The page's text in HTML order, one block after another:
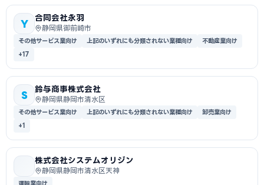
Y
合同会社永羽
静岡県御前崎市
その他サービス業向け 上記のいずれにも分類されない業種向け
不動産業向け
+17
S
鈴与商事株式会社
静岡県静岡市清水区
その他サービス業向け 上記のいずれにも分類されない業種向け
卸売業向け
+1
株式会社システムオリジン
静岡県静岡市清水区天神
運輸業向け